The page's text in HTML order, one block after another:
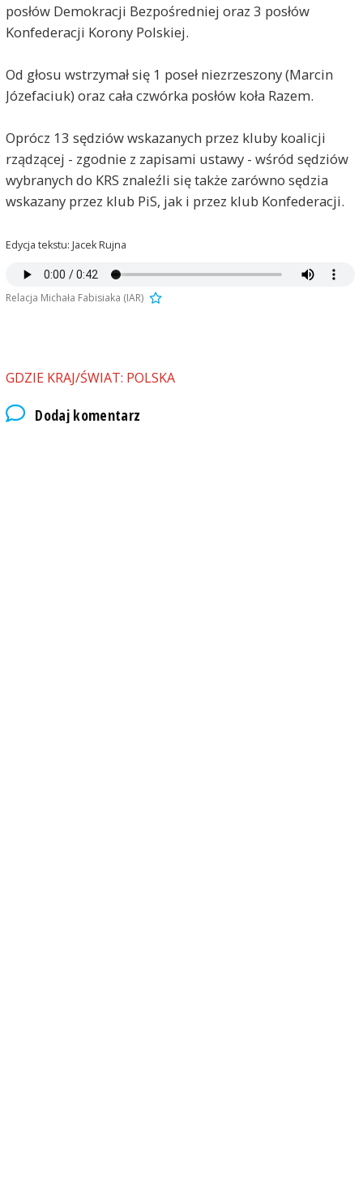
posłów Demokracji Bezpośredniej oraz 3 posłów
Konfederacji Korony Polskiej.
Od głosu wstrzymał się 1 poseł niezrzeszony (Marcin
Józefaciuk) oraz cała czwórka posłów koła Razem.
Oprócz 13 sędziów wskazanych przez kluby koalicji
rządzącej - zgodnie z zapisami ustawy - wśród sędziów
wybranych do KRS znaleźli się także zarówno sędzia
wskazany przez klub PiS, jak i przez klub Konfederacji.
Edycja tekstu: Jacek Rujna
Relacja Michała Fabisiaka (IAR)
GDZIE KRAJ/ŚWIAT: POLSKA
Dodaj komentarz